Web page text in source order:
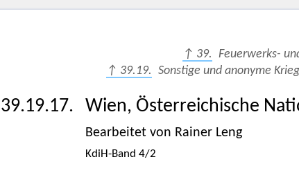
↑ 39. Feuerwerks-
↑ 39.19. Sonstige und anonyme
39.19.17. Wien, Österreichische
Bearbeitet von Rainer Leng
KdiH-Band 4/2